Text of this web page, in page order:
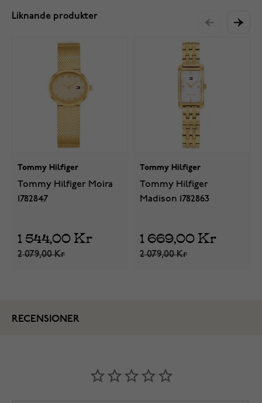
Liknande produkter
Tommy Hilfiger
Tommy Hilfiger Moira
1782847
1 544,00 Kr
2 079,00 Kr
Tommy Hilfiger
Tommy Hilfiger
Madison 1782863
1 669,00 Kr
2 079,00 Kr
RECENSIONER